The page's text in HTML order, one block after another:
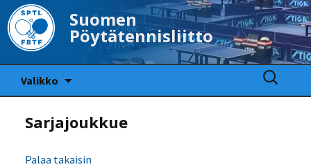
Suomen
Pöytätennisliitto
Valikko
Haku:
Sarjajoukkue
Palaa takaisin